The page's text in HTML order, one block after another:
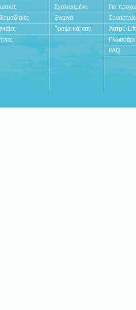
Σχολιασμένα
Ενεργά
Γράψε και εσύ
Για
Άστρο-
Γλωσσάρι
FAQ